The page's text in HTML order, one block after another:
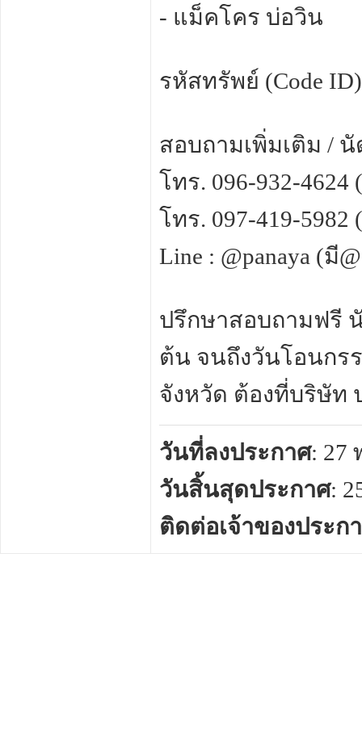
- แม็คโคร บ่อวิน
รหัสทรัพย์ (Code
สอบถามเพิ่มเติม /
โทร. 096-932-
โทร. 097-419-5982
Line : @panaya (มี
ปรึกษาสอบถามฟรี
ต้น จนถึงวันโอนกร
จังหวัด ต้องที่บริษัท
วันที่ลงประกาศ: 27
วันสิ้นสุดประกาศ:
ติดต่อเจ้าของประก